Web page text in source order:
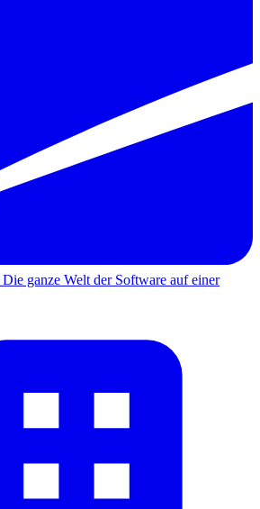
Die ganze Welt der Software auf einer